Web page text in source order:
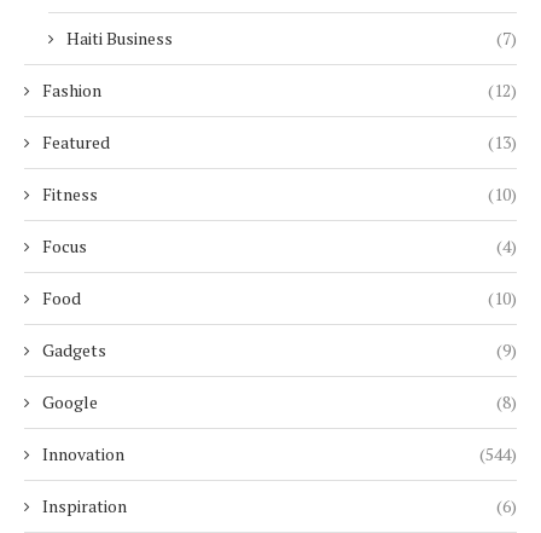
Haiti Business (7)
Fashion (12)
Featured (13)
Fitness (10)
Focus (4)
Food (10)
Gadgets (9)
Google (8)
Innovation (544)
Inspiration (6)